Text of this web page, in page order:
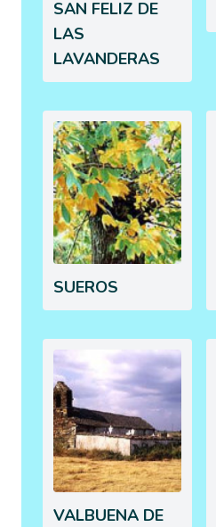
SAN FELIZ DE
LAS
LAVANDERAS
SUEROS
VALBUENA DE